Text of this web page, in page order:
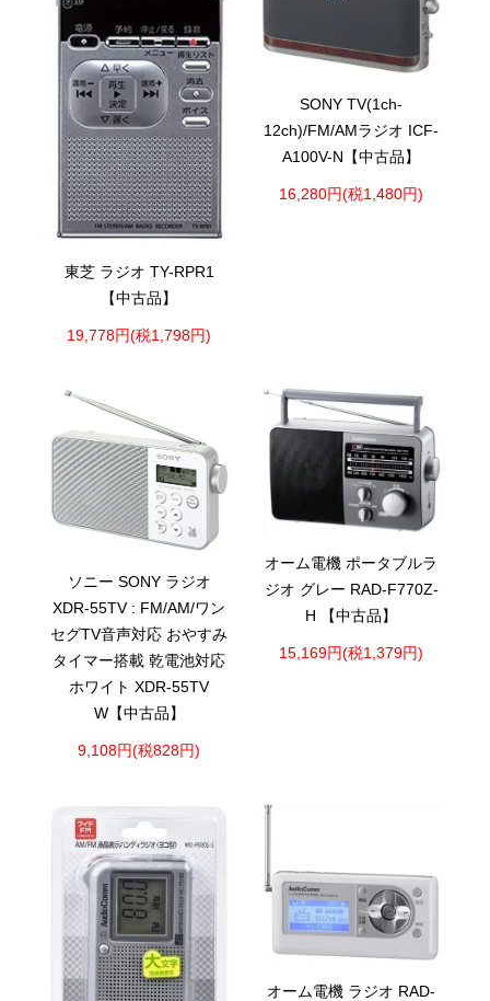
東芝 ラジオ TY-RPR1
【中古品】
19,778円(税1,798円)
SONY TV(1ch-
12ch)/FM/AMラジオ ICF-
A100V-N【中古品】
16,280円(税1,480円)
ソニー SONY ラジオ
XDR-55TV : FM/AM/ワン
セグTV音声対応 おやすみ
タイマー搭載 乾電池対応
ホワイト XDR-55TV
W【中古品】
9,108円(税828円)
オーム電機 ポータブルラ
ジオ グレー RAD-F770Z-
H 【中古品】
15,169円(税1,379円)
オーム電機 ラジオ RAD-